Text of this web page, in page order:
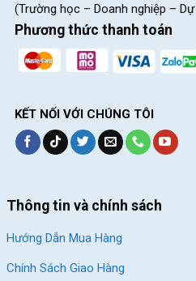
Kết Luận
Xe Đạp Phổ Thông DTFLY 26City
nhờ lối thiết kế nhẹ nhàng và
chiếc xe đạp này tạiXe Đạp Giá
Xem Thêm: Các Phụ
Xe
(Trường học – Doanh nghiệp –
Phương thức thanh toán
KẾT NỐI VỚI CHÚNG TÔI
Thông tin và chính sách
Hướng Dẫn Mua Hàng
Chính Sách Giao Hàng